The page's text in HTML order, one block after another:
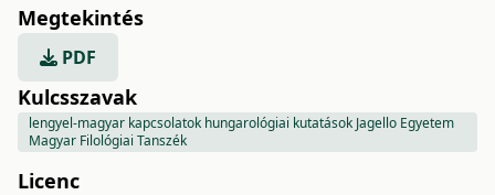
Megtekintés
PDF
Kulcsszavak
lengyel-magyar kapcsolatok hungarológiai kutatások Jagello Egyetem
Magyar Filológiai Tanszék
Licenc